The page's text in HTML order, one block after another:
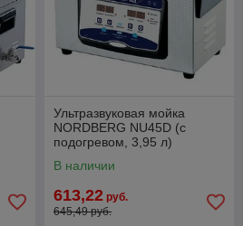
Ультразвуковая мойка
NORDBERG NU45D (с
подогревом, 3,95 л)
В наличии
613,22 руб.
645,49 руб.